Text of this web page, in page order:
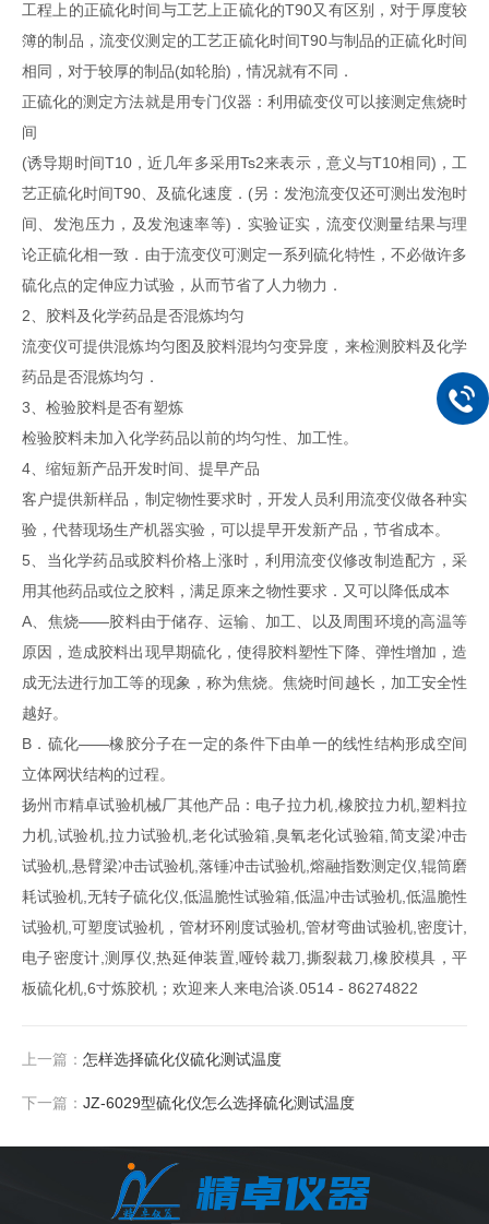
工程上的正硫化时间与工艺上正硫化的T90又有区别，对于厚度较
簿的制品，流变仪测定的工艺正硫化时间T90与制品的正硫化时间
相同，对于较厚的制品(如轮胎)，情况就有不同．
正硫化的测定方法就是用专门仪器：利用硫变仪可以接测定焦烧时
间
(诱导期时间T10，近几年多采用Ts2来表示，意义与T10相同)，工
艺正硫化时间T90、及硫化速度．(另：发泡流变仅还可测出发泡时
间、发泡压力，及发泡速率等)．实验证实，流变仪测量结果与理
论正硫化相一致．由于流变仪可测定一系列硫化特性，不必做许多
硫化点的定伸应力试验，从而节省了人力物力．
2、胶料及化学药品是否混炼均匀
流变仪可提供混炼均匀图及胶料混均匀变异度，来检测胶料及化学
药品是否混炼均匀．
3、检验胶料是否有塑炼
检验胶料未加入化学药品以前的均匀性、加工性。
4、缩短新产品开发时间、提早产品
客户提供新样品，制定物性要求时，开发人员利用流变仪做各种实
验，代替现场生产机器实验，可以提早开发新产品，节省成本。
5、当化学药品或胶料价格上涨时，利用流变仪修改制造配方，采
用其他药品或位之胶料，满足原来之物性要求．又可以降低成本
A、焦烧——胶料由于储存、运输、加工、以及周围环境的高温等
原因，造成胶料出现早期硫化，使得胶料塑性下降、弹性增加，造
成无法进行加工等的现象，称为焦烧。焦烧时间越长，加工安全性
越好。
B．硫化——橡胶分子在一定的条件下由单一的线性结构形成空间
立体网状结构的过程。
扬州市精卓试验机械厂其他产品：电子拉力机,橡胶拉力机,塑料拉
力机,试验机,拉力试验机,老化试验箱,臭氧老化试验箱,简支梁冲击
试验机,悬臂梁冲击试验机,落锤冲击试验机,熔融指数测定仪,辊筒磨
耗试验机,无转子硫化仪,低温脆性试验箱,低温冲击试验机,低温脆性
试验机,可塑度试验机，管材环刚度试验机,管材弯曲试验机,密度计,
电子密度计,测厚仪,热延伸装置,哑铃裁刀,撕裂裁刀,橡胶模具，平
板硫化机,6寸炼胶机；欢迎来人来电洽谈.0514 - 86274822
上一篇： 怎样选择硫化仪硫化测试温度
下一篇： JZ-6029型硫化仪怎么选择硫化测试温度